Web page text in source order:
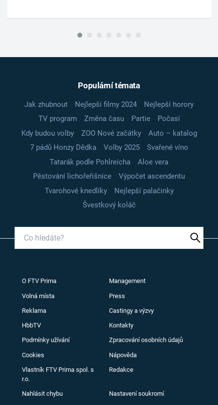
Populární témata
Jak zhubnout Nejlepší filmy 2024
Nejlepší horory
TV program
Změna času Partie
Počasí
Kdy budou volby
ZOO Nové začátky
Auto – katalog
7 pádů Honzy Dědka
Volby 2025
Svařené víno
Tatarák podle Pohlreicha
Aloe vera
Pěstování lichořeřišnice
Výpočet ascendentu
Tvarohové knedlíky
Nejlepší palačinky
Švestkový koláč
O FTV Prima Management
Volná místa Press
Reklama Castingy a výzvy
HbbTV Kontakty
Podmínky užívání Zpracování osobních údajů
Cookies Nápověda
Vlastník FTV Prima spol. s
r.o.
Redakce
Nahlásit chybu Nastavení soukromí